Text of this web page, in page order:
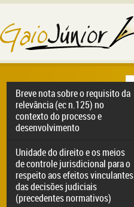
Breve nota sobre o requisito da
relevância (ec n.125) no
contexto do processo e
desenvolvimento
Unidade do direito e os meios
de controle jurisdicional para o
respeito aos efeitos vinculantes
das decisões judiciais
(precedentes normativos)